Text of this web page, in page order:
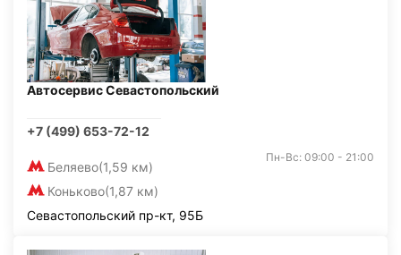
Автосервис Севастопольский
+7 (499) 653-72-12
Беляево(1,59 км)
Коньково(1,87 км)
Пн-Вс: 09:00 - 21:00
Севастопольский пр-кт, 95Б